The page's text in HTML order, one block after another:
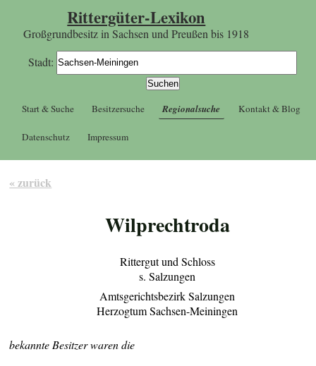
Rittergüter-Lexikon
Großgrundbesitz in Sachsen und Preußen bis 1918
Stadt:
Start & Suche Besitzersuche Regionalsuche Kontakt & Blog
Datenschutz Impressum
« zurück
Wilprechtroda
Rittergut und Schloss
s. Salzungen
Amtsgerichtsbezirk Salzungen
Herzogtum Sachsen-Meiningen
bekannte Besitzer waren die